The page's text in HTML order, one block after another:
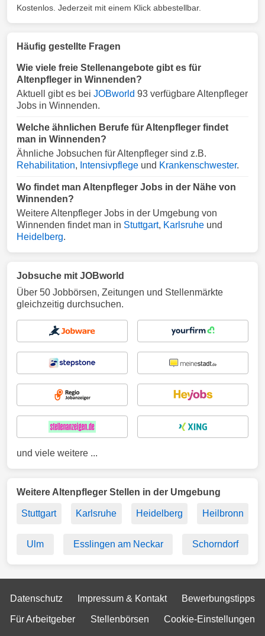
Kostenlos. Jederzeit mit einem Klick abbestellbar.
Häufig gestellte Fragen
Wie viele freie Stellenangebote gibt es für
Altenpfleger in Winnenden?
Aktuell gibt es bei JOBworld 93 verfügbare Altenpfleger
Jobs in Winnenden.
Welche ähnlichen Berufe für Altenpfleger findet
man in Winnenden?
Ähnliche Jobsuchen für Altenpfleger sind z.B.
Rehabilitation, Intensivpflege und Krankenschwester.
Wo findet man Altenpfleger Jobs in der Nähe von
Winnenden?
Weitere Altenpfleger Jobs in der Umgebung von
Winnenden findet man in Stuttgart, Karlsruhe und
Heidelberg.
Jobsuche mit JOBworld
Über 50 Jobbörsen, Zeitungen und Stellenmärkte
gleichzeitig durchsuchen.
und viele weitere ...
Weitere Altenpfleger Stellen in der Umgebung
Stuttgart Karlsruhe Heidelberg Heilbronn
Ulm Esslingen am Neckar Schorndorf
Datenschutz Impressum & Kontakt Bewerbungstipps
Für Arbeitgeber Stellenbörsen Cookie-Einstellungen